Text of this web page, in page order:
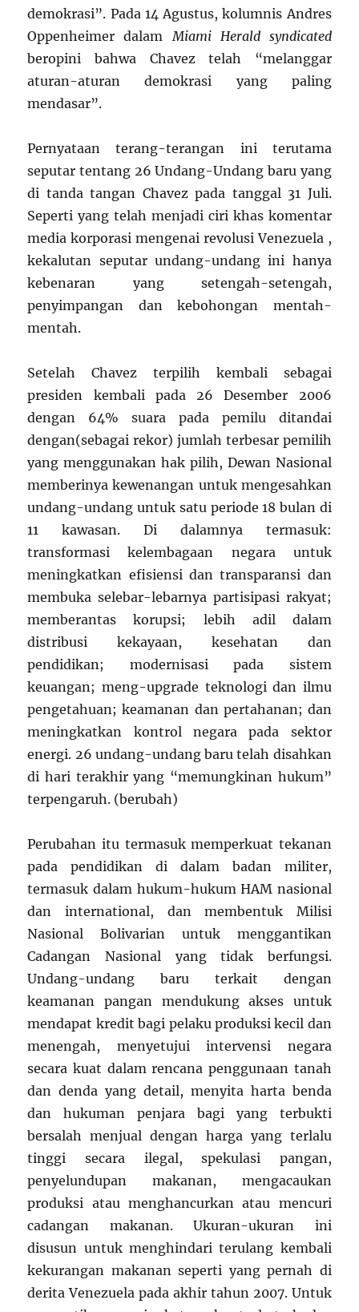
demokrasi”. Pada 14 Agustus, kolumnis Andres
Oppenheimer dalamMiami Herald syndicated
beropini bahwa Chavez telah “melanggar
aturan-aturan demokrasi yang paling
mendasar”.
Pernyataan terang-terangan ini terutama
seputar tentang 26 Undang-Undang baru yang
di tanda tangan Chavez pada tanggal 31 Juli.
Seperti yang telah menjadi ciri khas komentar
media korporasi mengenai revolusi Venezuela ,
kekalutan seputar undang-undang ini hanya
kebenaran yang setengah-setengah,
penyimpangan dan kebohongan mentah-
mentah.
Setelah Chavez terpilih kembali sebagai
presiden kembali pada 26 Desember 2006
dengan 64% suara pada pemilu ditandai
dengan(sebagai rekor) jumlah terbesar pemilih
yang menggunakan hak pilih, Dewan Nasional
memberinya kewenangan untuk mengesahkan
undang-undang untuk satu periode 18 bulan di
11 kawasan. Di dalamnya termasuk:
transformasi kelembagaan negara untuk
meningkatkan efisiensi dan transparansi dan
membuka selebar-lebarnya partisipasi rakyat;
memberantas korupsi; lebih adil dalam
distribusi kekayaan, kesehatan dan
pendidikan; modernisasi pada sistem
keuangan; meng-upgrade teknologi dan ilmu
pengetahuan; keamanan dan pertahanan; dan
meningkatkan kontrol negara pada sektor
energi. 26 undang-undang baru telah disahkan
di hari terakhir yang “memungkinan hukum”
terpengaruh. (berubah)
Perubahan itu termasuk memperkuat tekanan
pada pendidikan di dalam badan militer,
termasuk dalam hukum-hukum HAM nasional
dan international, dan membentuk Milisi
Nasional Bolivarian untuk menggantikan
Cadangan Nasional yang tidak berfungsi.
Undang-undang baru terkait dengan
keamanan pangan mendukung akses untuk
mendapat kredit bagi pelaku produksi kecil dan
menengah, menyetujui intervensi negara
secara kuat dalam rencana penggunaan tanah
dan denda yang detail, menyita harta benda
dan hukuman penjara bagi yang terbukti
bersalah menjual dengan harga yang terlalu
tinggi secara ilegal, spekulasi pangan,
penyelundupan makanan, mengacaukan
produksi atau menghancurkan atau mencuri
cadangan makanan. Ukuran-ukuran ini
disusun untuk menghindari terulang kembali
kekurangan makanan seperti yang pernah di
derita Venezuela pada akhir tahun 2007. Untuk